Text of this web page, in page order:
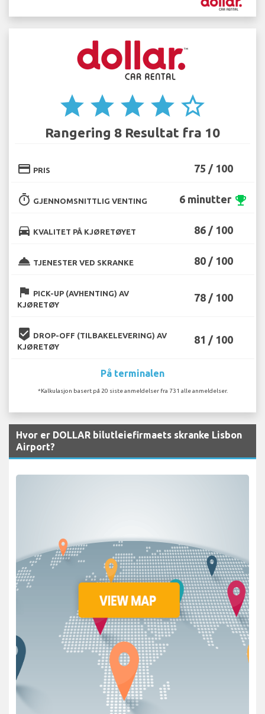
star star star star star_border
Rangering 8 Resultat fra 10
credit_card PRIS 75 / 100
timer GJENNOMSNITTLIG VENTING 6 minutter emoji_events
directions_car KVALITET PÅ KJØRETØYET 86 / 100
room_service TJENESTER VED SKRANKE 80 / 100
flag PICK-UP (AVHENTING) AV
KJØRETØY
78 / 100
beenhere DROP-OFF (TILBAKELEVERING) AV
KJØRETØY
81 / 100
På terminalen
*Kalkulasjon basert på 20 siste anmeldelser fra 731 alle anmeldelser.
Hvor er DOLLAR bilutleiefirmaets skranke Lisbon
Airport?